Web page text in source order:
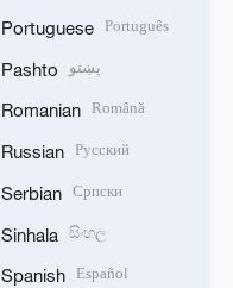
Portuguese Português
Pashto پښتو
Romanian Română
Russian Русский
Serbian Српски
Sinhala සිංහල
Spanish Español